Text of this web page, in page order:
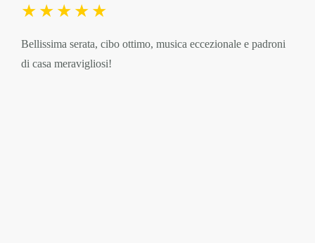
Bellissima serata, cibo ottimo, musica eccezionale e padroni
di casa meravigliosi!